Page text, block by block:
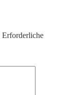
Erforderliche